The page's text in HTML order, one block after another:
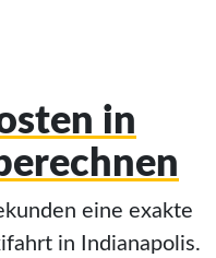
in
eine exakte
in Indianapolis.